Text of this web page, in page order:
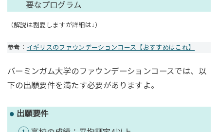
要なプログラム
（解説は割愛しますが詳細は↓）
参考： イギリスのファウンデーションコース【おすすめはこれ】
バーミンガム大学のファウンデーションコースでは、以
下の出願要件を満たす必要がありますよ。
出願要件